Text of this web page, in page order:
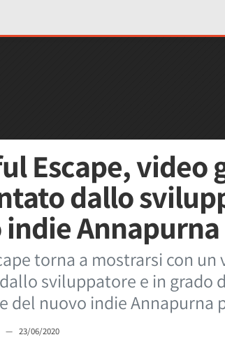
Escape, video
dallo
Annapurna
torna a mostrarsi con un
sviluppatore e in grado
del nuovo indie Annapurna
— 23/06/2020